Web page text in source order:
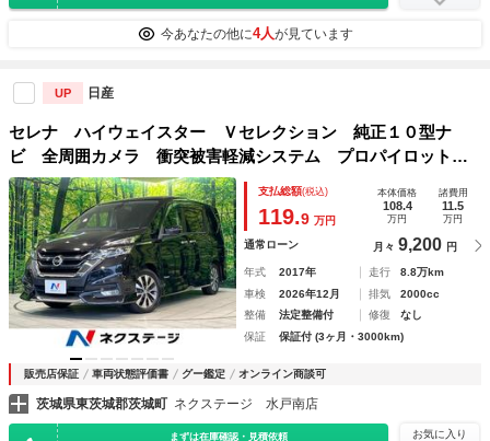
今あなたの他に4人が見ています
UP 日産
セレナ ハイウェイスター Ｖセレクション 純正１０型ナ
ビ 全周囲カメラ 衝突被害軽減システム プロパイロット
両側電動スライド 禁煙車 ドラレコ スマートキー ＬＥＤ
ヘッド ビルトインＥＴＣ 純正１６インチアルミ オートハ
イビーム
支払総額(税込)
119.9 万円
本体価格
108.4
万円
諸費用
11.5
万円
通常ローン 月々 9,200 円
年式 2017年 走行
8.8万km
車検
2026年12月 排気
2000cc
整備
法定整備付 修復
なし
保証
保証付 (3ヶ月・3000km)
販売店保証 車両状態評価書 グー鑑定 オンライン商談可
茨城県東茨城郡茨城町 ネクステージ 水戸南店
まずは在庫確認・見積依頼 お気に入り